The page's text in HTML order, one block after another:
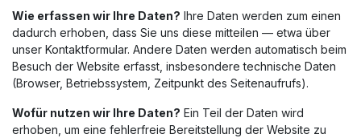
Wie erfassen wir Ihre Daten? Ihre Daten werden zum einen
dadurch erhoben, dass Sie uns diese mitteilen — etwa über
unser Kontaktformular. Andere Daten werden automatisch beim
Besuch der Website erfasst, insbesondere technische Daten
(Browser, Betriebssystem, Zeitpunkt des Seitenaufrufs).
Wofür nutzen wir Ihre Daten? Ein Teil der Daten wird
erhoben, um eine fehlerfreie Bereitstellung der Website zu